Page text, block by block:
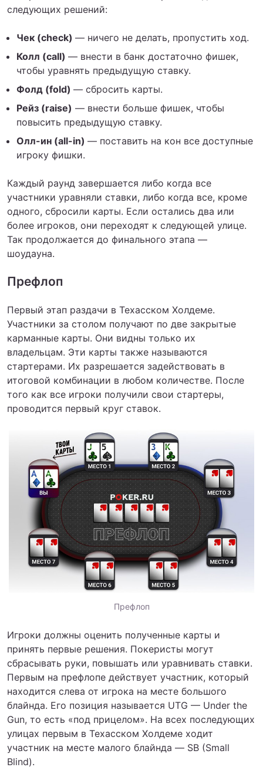
следующих решений:
Чек (check) — ничего не делать, пропустить ход.
Колл (call) — внести в банк достаточно фишек,
чтобы уравнять предыдущую ставку.
Фолд (fold) — сбросить карты.
Рейз (raise) — внести больше фишек, чтобы
повысить предыдущую ставку.
Олл-ин (all-in) — поставить на кон все доступные
игроку фишки.
Каждый раунд завершается либо когда все
участники уравняли ставки, либо когда все, кроме
одного, сбросили карты. Если остались два или
более игроков, они переходят к следующей улице.
Так продолжается до финального этапа —
шоудауна.
Префлоп
Первый этап раздачи в Техасском Холдеме.
Участники за столом получают по две закрытые
карманные карты. Они видны только их
владельцам. Эти карты также называются
стартерами. Их разрешается задействовать в
итоговой комбинации в любом количестве. После
того как все игроки получили свои стартеры,
проводится первый круг ставок.
Префлоп
Игроки должны оценить полученные карты и
принять первые решения. Покеристы могут
сбрасывать руки, повышать или уравнивать ставки.
Первым на префлопе действует участник, который
находится слева от игрока на месте большого
блайнда. Его позиция называется UTG — Under the
Gun, то есть «под прицелом». На всех последующих
улицах первым в Техасском Холдеме ходит
участник на месте малого блайнда — SB (Small
Blind).